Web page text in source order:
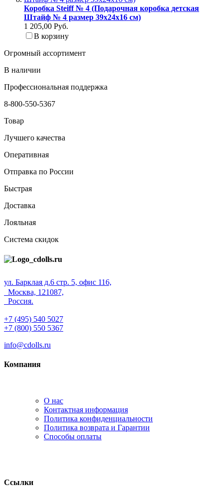
Коробка Steiff № 4 (Подарочная коробка детская
Штайф № 4 размер 39x24x16 см)
1 205,00 Руб.
В корзину
Огромный ассортимент
В наличии
Профессиональная поддержка
8-800-550-5367
Товар
Лучшего качества
Оперативная
Отправка по России
Быстрая
Доставка
Лояльная
Система скидок
ул. Барклая д.6 стр. 5, офис 116,
Москва, 121087,
Россия.
+7 (495) 540 5027
+7 (800) 550 5367
info@cdolls.ru
Компания
О нас
Контактная информация
Политика конфиденциальности
Политика возврата и Гарантии
Способы оплаты
Ссылки